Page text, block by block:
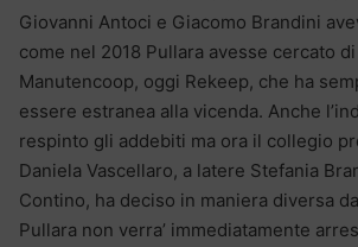
Giovanni Antoci e Giacomo Brandini
come nel 2018 Pullara avesse cercato
Manutencoop, oggi Rekeep, che ha
essere estranea alla vicenda. Anche
respinto gli addebiti ma ora il collegio
Daniela Vascellaro, a latere Stefania
Contino, ha deciso in maniera diversa
Pullara non verra’ immediatamente